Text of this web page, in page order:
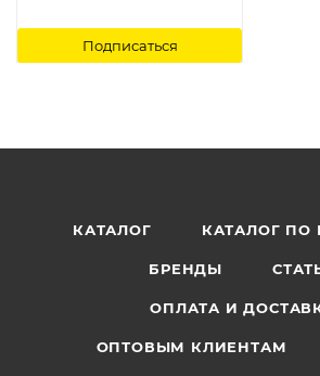
Подписаться
КАТАЛОГ КАТАЛОГ ПО
БРЕНДЫ
ОПЛАТА И
ОПТОВЫМ КЛИЕНТАМ